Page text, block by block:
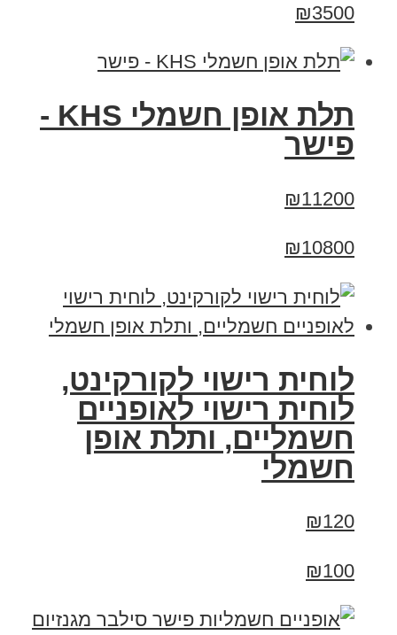
₪3500
תלת אופן חשמלי KHS -
פישר
₪11200
₪10800
לוחית רישוי לקורקינט,
לוחית רישוי לאופניים
חשמליים, ותלת אופן
חשמלי
₪120
₪100